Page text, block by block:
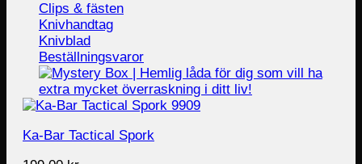
Clips & fästen
Knivhandtag
Knivblad
Beställningsvaror
Ka-Bar Tactical Spork